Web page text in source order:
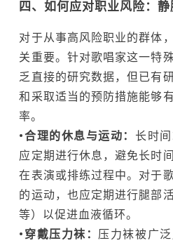
四、如何应对职业风险：
对于从事高风险职业的群体
关重要。针对歌唱家这一特
乏直接的研究数据，但已有
和采取适当的预防措施能够
率。
•合理的休息与运动： 长时
应定期进行休息，避免长时
在表演或排练过程中。对于
的运动，也应定期进行腿部
等）以促进血液循环。
•穿戴压力袜： 压力袜被广